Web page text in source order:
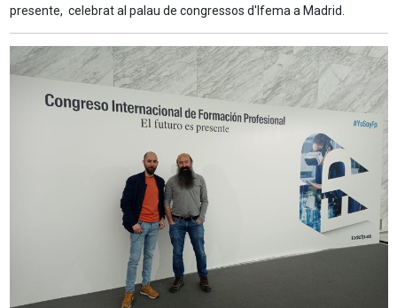
presente, celebrat al palau de congressos d'Ifema a Madrid.